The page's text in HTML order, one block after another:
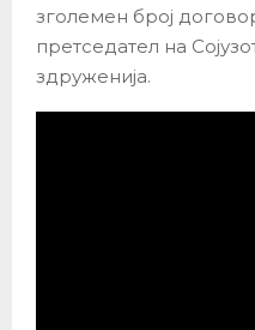
зголемен број
претседател на
здруженија.